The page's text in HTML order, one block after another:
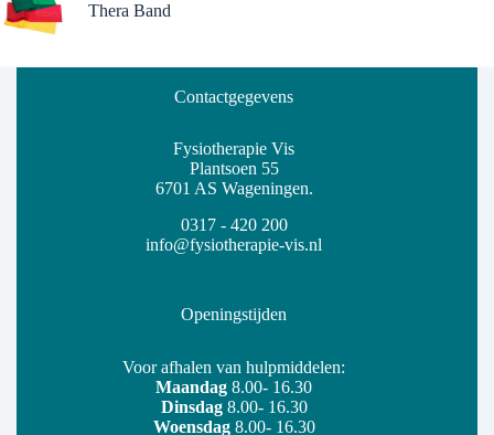
Thera Band
Contactgegevens
Fysiotherapie Vis
Plantsoen 55
6701 AS Wageningen.
0317 - 420 200
info@fysiotherapie-vis.nl
Openingstijden
Voor afhalen van hulpmiddelen:
Maandag 8.00- 16.30
Dinsdag8.00- 16.30
Woensdag8.00- 16.30